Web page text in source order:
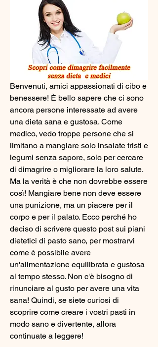
Benvenuti, amici appassionati di cibo e
benessere! È bello sapere che ci sono
ancora persone interessate ad avere
una dieta sana e gustosa. Come
medico, vedo troppe persone che si
limitano a mangiare solo insalate tristi e
legumi senza sapore, solo per cercare
di dimagrire o migliorare la loro salute.
Ma la verità è che non dovrebbe essere
così! Mangiare bene non deve essere
una punizione, ma un piacere per il
corpo e per il palato. Ecco perché ho
deciso di scrivere questo post sui piani
dietetici di pasto sano, per mostrarvi
come è possibile avere
un'alimentazione equilibrata e gustosa
al tempo stesso. Non c'è bisogno di
rinunciare al gusto per avere una vita
sana! Quindi, se siete curiosi di
scoprire come creare i vostri pasti in
modo sano e divertente, allora
continuate a leggere!